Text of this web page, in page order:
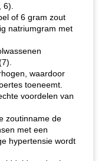
of 6 gram zout
natriumgram met
waardoor
toeneemt.
voordelen van
zoutinname de
met een
hypertensie wordt